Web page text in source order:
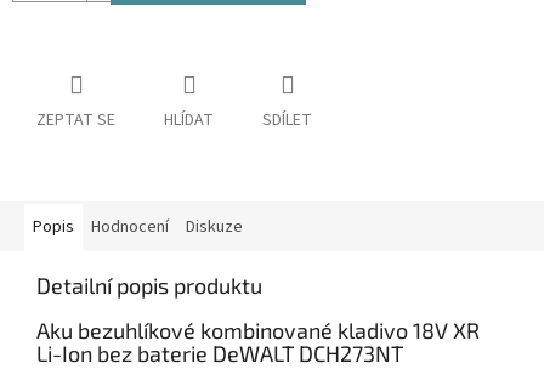
ZEPTAT SE HLÍDAT SDÍLET
Popis Hodnocení Diskuze
Detailní popis produktu
Aku bezuhlíkové kombinované kladivo 18V XR
Li-Ion bez baterie DeWALT DCH273NT